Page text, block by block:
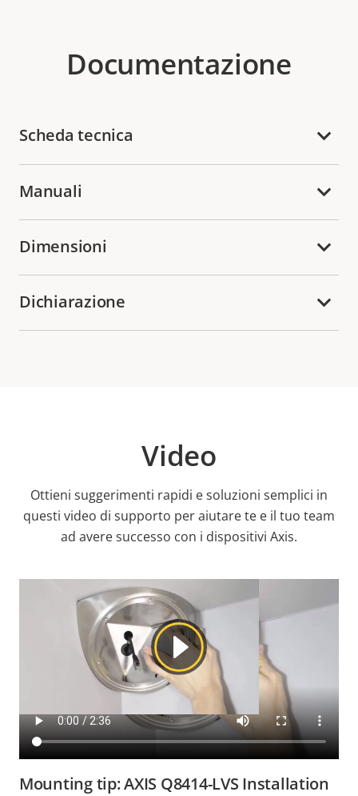
Documentazione
Scheda tecnica
Manuali
Dimensioni
Dichiarazione
Video
Ottieni suggerimenti rapidi e soluzioni semplici in
questi video di supporto per aiutare te e il tuo team
ad avere successo con i dispositivi Axis.
Mounting tip: AXIS Q8414-LVS Installation